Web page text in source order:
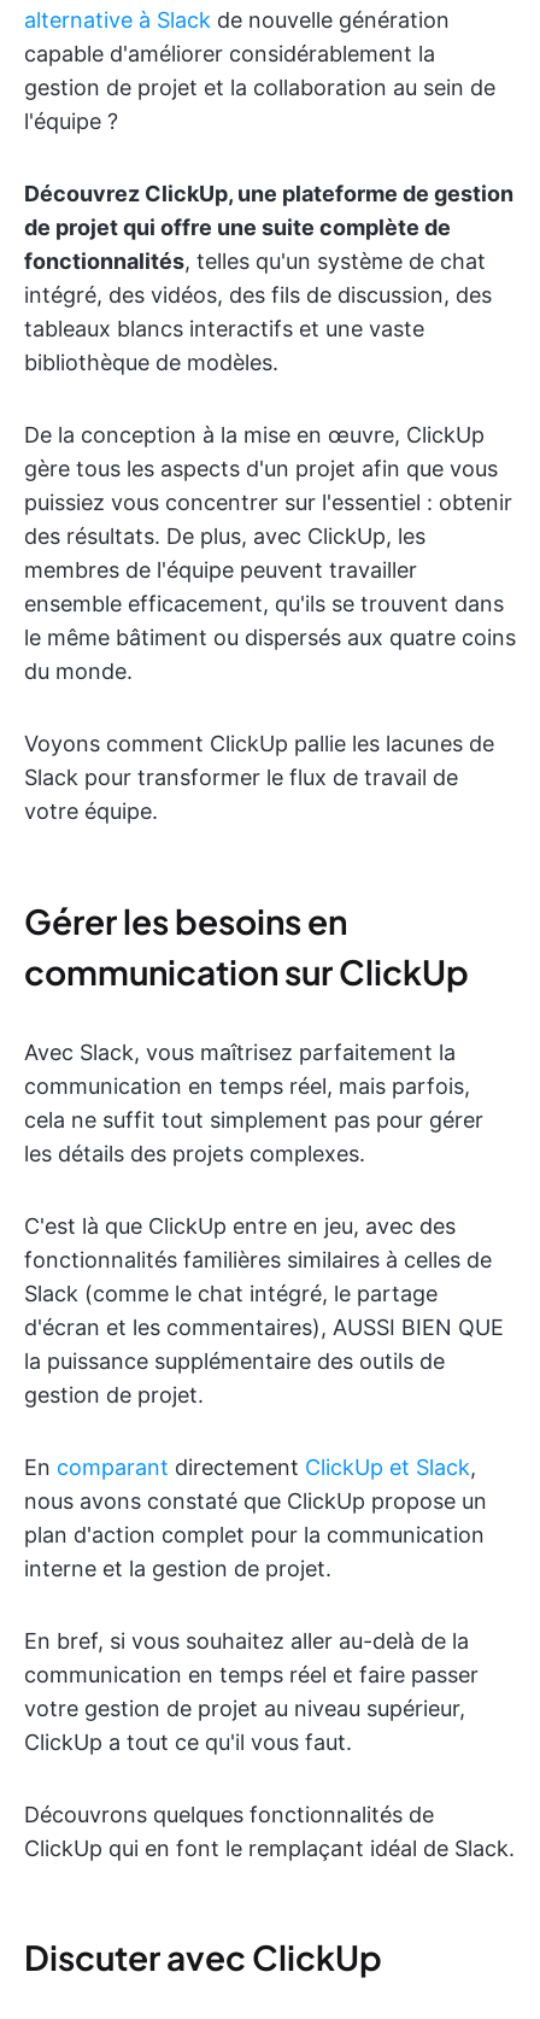
alternative à Slack de nouvelle génération
capable d'améliorer considérablement la
gestion de projet et la collaboration au sein de
l'équipe ?
Découvrez ClickUp, une plateforme de gestion
de projet qui offre une suite complète de
fonctionnalités, telles qu'un système de chat
intégré, des vidéos, des fils de discussion, des
tableaux blancs interactifs et une vaste
bibliothèque de modèles.
De la conception à la mise en œuvre, ClickUp
gère tous les aspects d'un projet afin que vous
puissiez vous concentrer sur l'essentiel : obtenir
des résultats. De plus, avec ClickUp, les
membres de l'équipe peuvent travailler
ensemble efficacement, qu'ils se trouvent dans
le même bâtiment ou dispersés aux quatre coins
du monde.
Voyons comment ClickUp pallie les lacunes de
Slack pour transformer le flux de travail de
votre équipe.
Gérer les besoins en
communication sur ClickUp
Avec Slack, vous maîtrisez parfaitement la
communication en temps réel, mais parfois,
cela ne suffit tout simplement pas pour gérer
les détails des projets complexes.
C'est là que ClickUp entre en jeu, avec des
fonctionnalités familières similaires à celles de
Slack (comme le chat intégré, le partage
d'écran et les commentaires), AUSSI BIEN QUE
la puissance supplémentaire des outils de
gestion de projet.
En comparant directement ClickUp et Slack,
nous avons constaté que ClickUp propose un
plan d'action complet pour la communication
interne et la gestion de projet.
En bref, si vous souhaitez aller au-delà de la
communication en temps réel et faire passer
votre gestion de projet au niveau supérieur,
ClickUp a tout ce qu'il vous faut.
Découvrons quelques fonctionnalités de
ClickUp qui en font le remplaçant idéal de Slack.
Discuter avec ClickUp